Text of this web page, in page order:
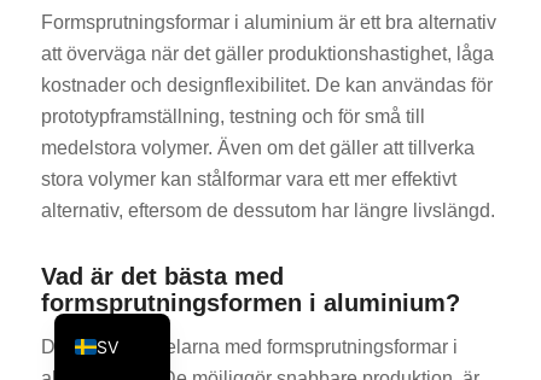
Formsprutningsformar i aluminium är ett bra alternativ
att överväga när det gäller produktionshastighet, låga
kostnader och designflexibilitet. De kan användas för
prototypframställning, testning och för små till
medelstora volymer. Även om det gäller att tillverka
stora volymer kan stålformar vara ett mer effektivt
alternativ, eftersom de dessutom har längre livslängd.
Vad är det bästa med
formsprutningsformen i aluminium?
De största fördelarna med formsprutningsformar i
SV
EN
IT
DE
RU
NL
TR